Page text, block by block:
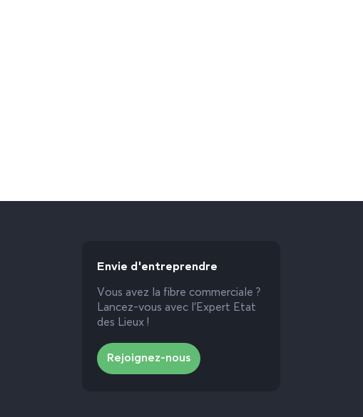
Envie d'entreprendre
Vous avez la fibre commerciale ?
Lancez-vous avec l’Expert Etat
des Lieux !
Rejoignez-nous